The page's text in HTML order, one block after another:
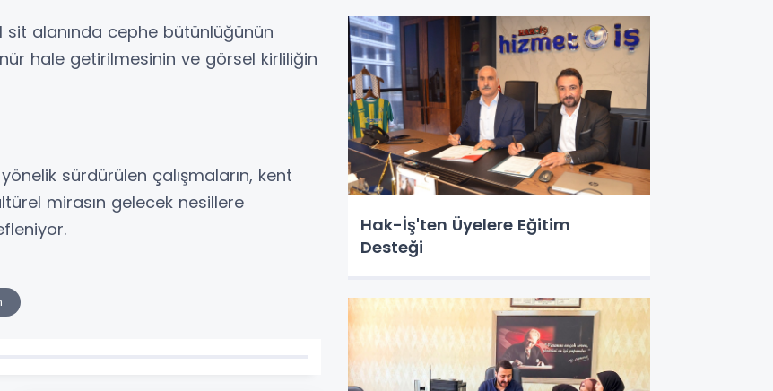
sit alanında cephe bütünlüğünün
hale getirilmesinin ve görsel kirliliğin
sürdürülen çalışmaların, kent
mirasın gelecek nesillere
Hak-İş'ten Üyelere Eğitim
Desteği